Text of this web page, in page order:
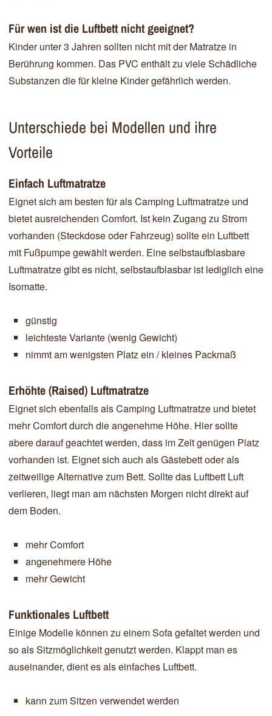
Für wen ist die Luftbett nicht geeignet?
Kinder unter 3 Jahren sollten nicht mit der Matratze in
Berührung kommen. Das PVC enthält zu viele Schädliche
Substanzen die für kleine Kinder gefährlich werden.
Unterschiede bei Modellen und ihre
Vorteile
Einfach Luftmatratze
Eignet sich am besten für als Camping Luftmatratze und
bietet ausreichenden Comfort. Ist kein Zugang zu Strom
vorhanden (Steckdose oder Fahrzeug) sollte ein Luftbett
mit Fußpumpe gewählt werden. Eine selbstaufblasbare
Luftmatratze gibt es nicht, selbstaufblasbar ist lediglich eine
Isomatte.
günstig
leichteste Variante (wenig Gewicht)
nimmt am wenigsten Platz ein / kleines Packmaß
Erhöhte (Raised) Luftmatratze
Eignet sich ebenfalls als Camping Luftmatratze und bietet
mehr Comfort durch die angenehme Höhe. Hier sollte
abere darauf geachtet werden, dass im Zelt genügen Platz
vorhanden ist. Eignet sich auch als Gästebett oder als
zeitweilige Alternative zum Bett. Sollte das Luftbett Luft
verlieren, liegt man am nächsten Morgen nicht direkt auf
dem Boden.
mehr Comfort
angenehmere Höhe
mehr Gewicht
Funktionales Luftbett
Einige Modelle können zu einem Sofa gefaltet werden und
so als Sitzmöglichkeit genutzt werden. Klappt man es
auseinander, dient es als einfaches Luftbett.
kann zum Sitzen verwendet werden